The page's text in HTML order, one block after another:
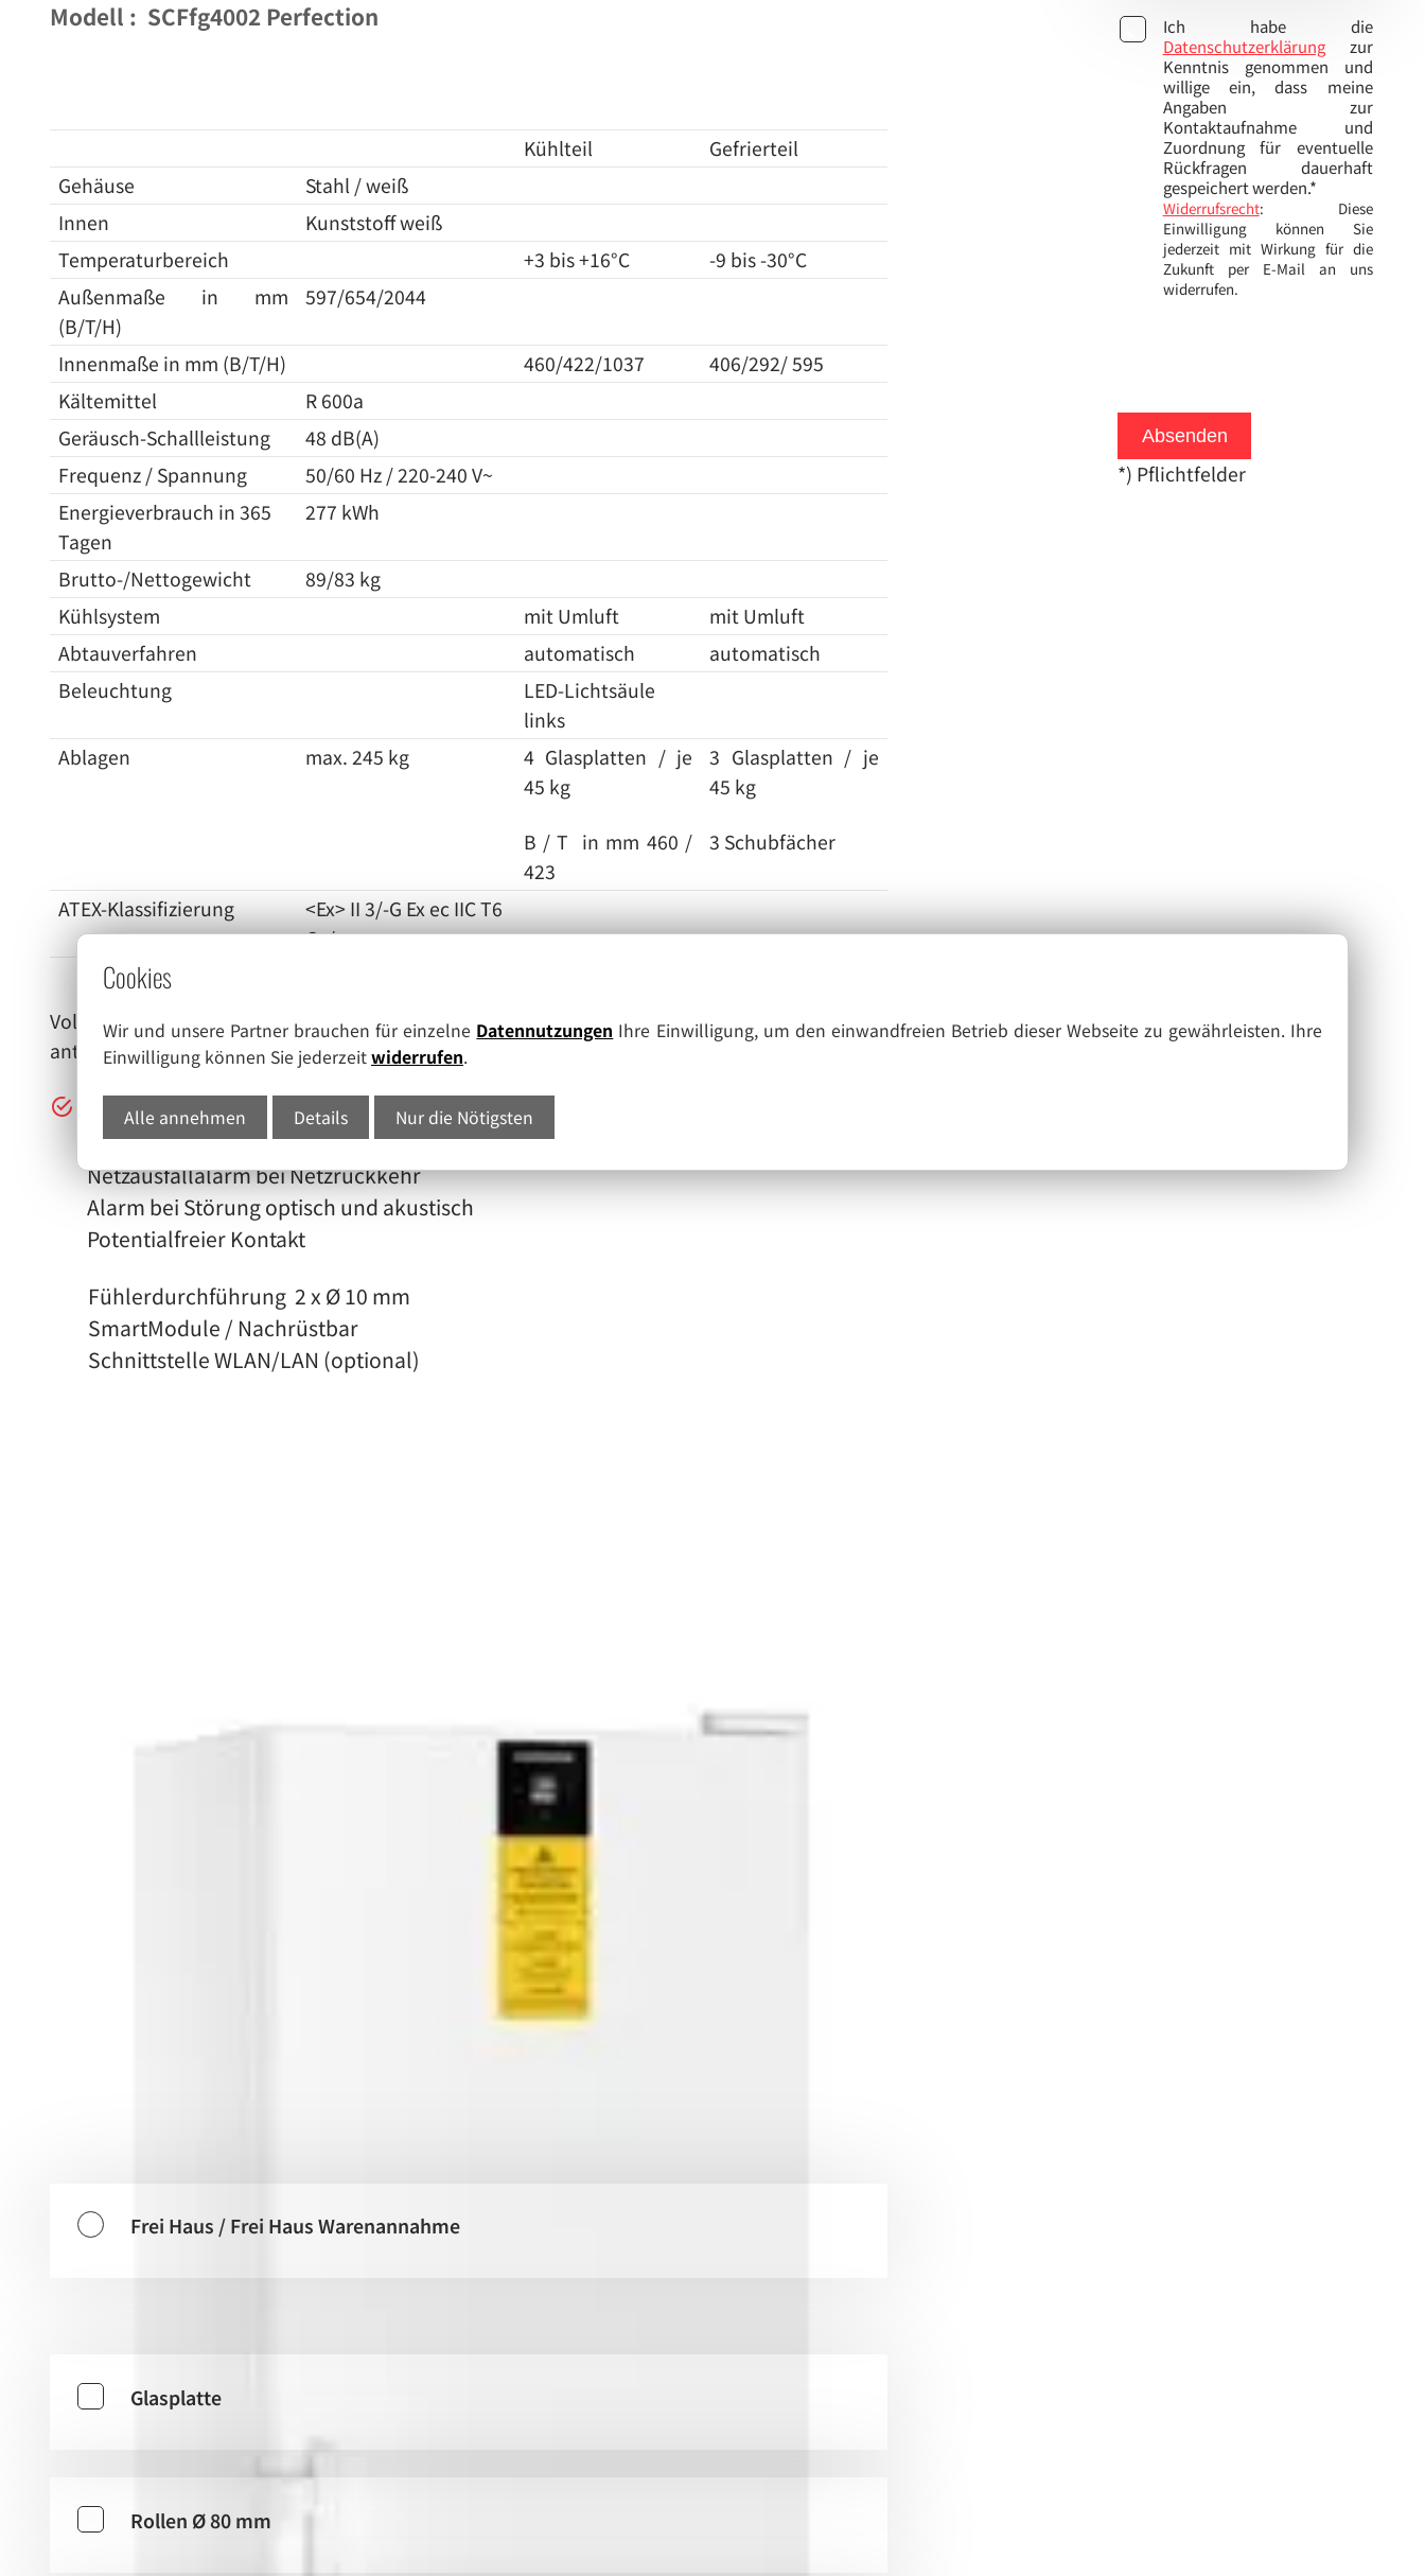
Modell : SCFfg4002 Perfection
Kühlteil
Gefrierteil
Gehäuse
Stahl / weiß
Innen
Kunststoff weiß
Temperaturbereich
+3 bis +16°C
-9 bis -30°C
Außenmaße in mm
(B/T/H)
597/654/2044
Innenmaße in mm (B/T/H) 460/422/1037
406/292/ 595
Kältemittel
R 600a
Geräusch-Schallleistung
48 dB(A)
Frequenz / Spannung
50/60 Hz / 220-240 V~
Energieverbrauch in 365
Tagen
277 kWh
Brutto-/Nettogewicht
89/83 kg
Kühlsystem
mit Umluft
mit Umluft
Abtauverfahren
automatisch
automatisch
Beleuchtung
LED-Lichtsäule
links
Ablagen
max. 245 kg
4 Glasplatten / je
45 kg
B / T in mm 460 /
423
3 Glasplatten / je
45 kg
3 Schubfächer
ATEX-Klassifizierung
<Ex> II 3/-G Ex ec IIC T6
Gc/-
Volltür, selbstschließend, abschließbar, mechanisches Schloss, Türanschlag rechts, wechselbar,
antimikrobieller Griff mit Öffnungsmechanik
Steuerung:
Monochrom-Display, Touch-Buttons
Netzausfallalarm bei Netzrückkehr
Alarm bei Störung optisch und akustisch
Potentialfreier Kontakt
Fühlerdurchführung 2 x Ø 10 mm
SmartModule / Nachrüstbar
Schnittstelle WLAN/LAN (optional)
Frei Haus / Frei Haus Warenannahme
Glasplatte
Rollen Ø 80 mm
Ich habe die
Datenschutzerklärungzur
Kenntnis genommen und
willige ein, dass meine
Angaben zur
Kontaktaufnahme und
Zuordnung für eventuelle
Rückfragen dauerhaft
gespeichert werden.*
Widerrufsrecht: Diese
Einwilligung können Sie
jederzeit mit Wirkung für die
Zukunft per E-Mail an uns
widerrufen.
Absenden
*) Pflichtfelder
Cookies
Wir und unsere Partner brauchen für einzelne Datennutzungen Ihre Einwilligung, um den einwandfreien Betrieb dieser Webseite zu gewährleisten. Ihre
Einwilligung können Sie jederzeitwiderrufen.
Alle annehmen Details Nur die Nötigsten